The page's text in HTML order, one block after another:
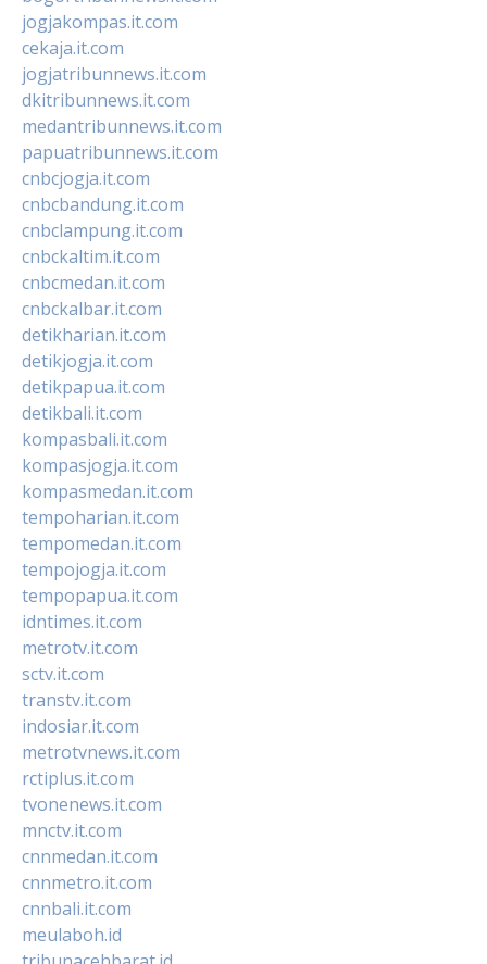
jogjakompas.it.com
cekaja.it.com
jogjatribunnews.it.com
dkitribunnews.it.com
medantribunnews.it.com
papuatribunnews.it.com
cnbcjogja.it.com
cnbcbandung.it.com
cnbclampung.it.com
cnbckaltim.it.com
cnbcmedan.it.com
cnbckalbar.it.com
detikharian.it.com
detikjogja.it.com
detikpapua.it.com
detikbali.it.com
kompasbali.it.com
kompasjogja.it.com
kompasmedan.it.com
tempoharian.it.com
tempomedan.it.com
tempojogja.it.com
tempopapua.it.com
idntimes.it.com
metrotv.it.com
sctv.it.com
transtv.it.com
indosiar.it.com
metrotvnews.it.com
rctiplus.it.com
tvonenews.it.com
mnctv.it.com
cnnmedan.it.com
cnnmetro.it.com
cnnbali.it.com
meulaboh.id